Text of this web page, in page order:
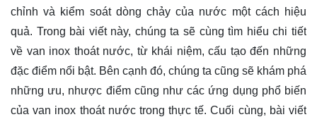
chỉnh và kiểm soát dòng chảy của nước một cách hiệu
quả. Trong bài viết này, chúng ta sẽ cùngtìm hiểu chi tiết
về van inox thoát nước, từ khái niệm, cấu tạo đến những
đặc điểm nổi bật. Bên cạnh đó, chúng ta cũng sẽ khám phá
những ưu, nhược điểm cũng như các ứng dụng phổ biến
của van inox thoát nước trong thực tế. Cuối cùng, bài viết